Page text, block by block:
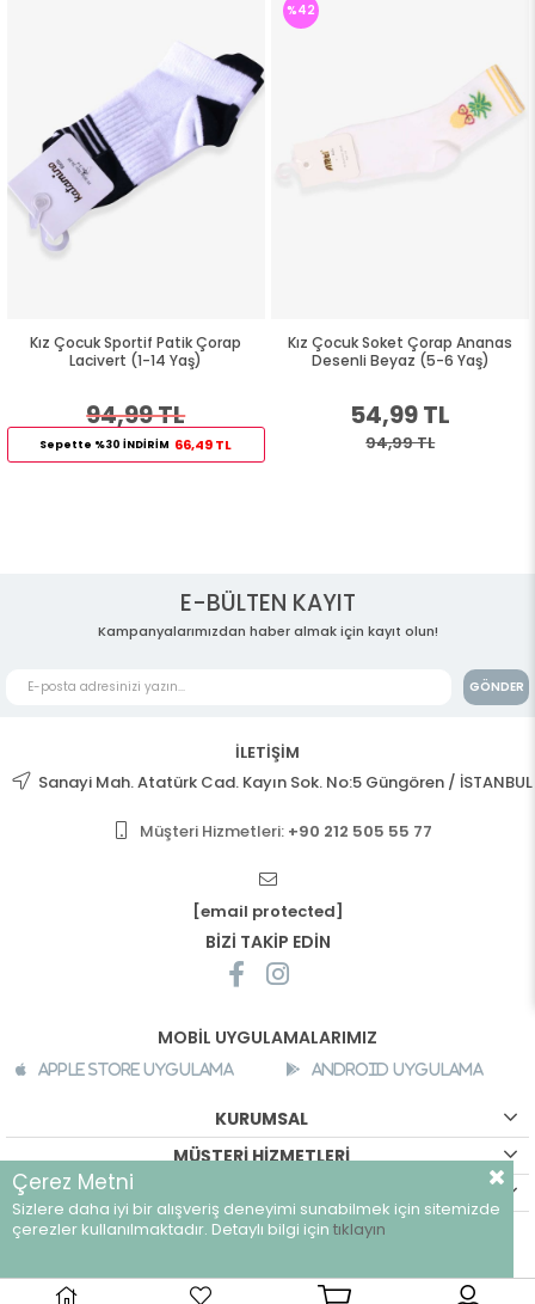
Kız Çocuk Sportif Patik Çorap
Lacivert (1-14 Yaş)
94,99 TL
Sepette %30 İNDİRİM 66,49 TL
Kız Çocuk Soket Çorap Ananas
Desenli Beyaz (5-6 Yaş)
54,99 TL
94,99 TL
%42
E-BÜLTEN KAYIT
Kampanyalarımızdan haber almak için kayıt olun!
GÖNDER
İLETİŞİM
Sanayi Mah. Atatürk Cad. Kayın Sok. No:5 Güngören / İSTANBUL
Müşteri Hizmetleri: +90 212 505 55 77
[email protected]
BİZİ TAKİP EDİN
MOBİL UYGULAMALARIMIZ
Apple Store Uygulama Android Uygulama
KURUMSAL
MÜŞTERİ HİZMETLERİ
©breeze.com.tr - Tüm hakları saklıdır.
Çerez Metni
Sizlere daha iyi bir alışveriş deneyimi sunabilmek için sitemizde
çerezler kullanılmaktadır. Detaylı bilgi için tıklayın